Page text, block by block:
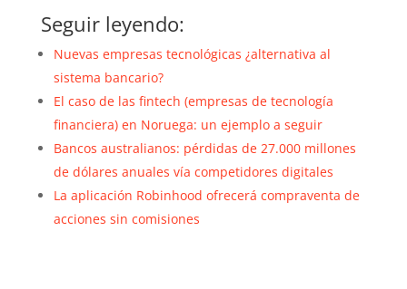
Seguir leyendo:
Nuevas empresas tecnológicas ¿alternativa al
sistema bancario?
El caso de las fintech (empresas de tecnología
financiera) en Noruega: un ejemplo a seguir
Bancos australianos: pérdidas de 27.000 millones
de dólares anuales vía competidores digitales
La aplicación Robinhood ofrecerá compraventa de
acciones sin comisiones